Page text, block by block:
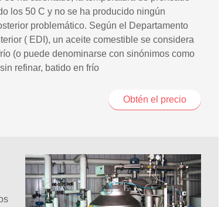
los 50 C y no se ha producido ningún
problemático. Según el Departamento
( EDI), un aceite comestible se considera
(o puede denominarse con sinónimos como
refinar, batido en frío
Obtén el precio